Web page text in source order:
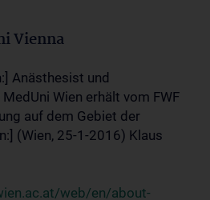
Vienna
Anästhesist und
Wien erhält vom FWF
auf dem Gebiet der
(Wien, 25-1-2016) Klaus
web/en/about-